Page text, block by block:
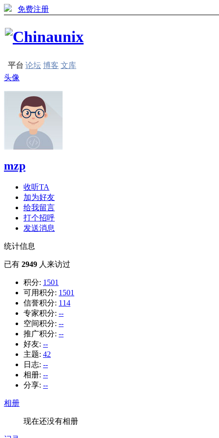
免费注册
平台 论坛 博客 文库
头像
mzp
收听TA
加为好友
给我留言
打个招呼
发送消息
统计信息
已有 2949 人来访过
积分: 1501
可用积分: 1501
信誉积分: 114
专家积分: --
空间积分: --
推广积分: --
好友: --
主题: 42
日志: --
相册: --
分享: --
相册
现在还没有相册